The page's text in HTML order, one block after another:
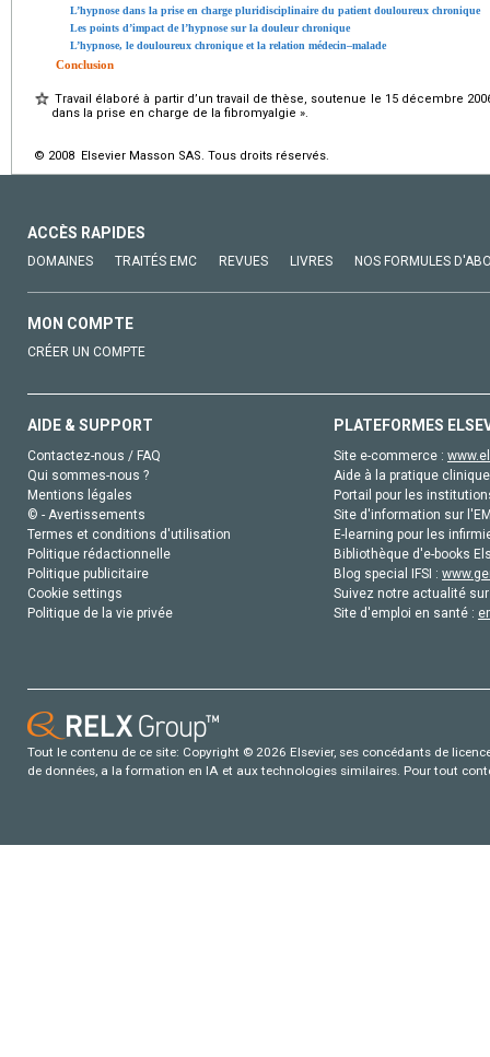
L’hypnose dans la prise en charge pluridisciplinaire du patient douloureux chronique
Les points d’impact de l’hypnose sur la douleur chronique
L’hypnose, le douloureux chronique et la relation médecin–malade
Conclusion
Travail élaboré à partir d’un travail de thèse, soutenue le 15 décembre
dans la prise en charge de la fibromyalgie ».
© 2008 Elsevier Masson SAS. Tous droits réservés.
ACCÈS RAPIDES
DOMAINES TRAITÉS EMC REVUES LIVRES NOS FORMULES
MON COMPTE
CRÉER UN COMPTE
AIDE & SUPPORT
Contactez-nous / FAQ
Qui sommes-nous ?
Mentions légales
© - Avertissements
Termes et conditions d'utilisation
Politique rédactionnelle
Politique publicitaire
Cookie settings
Politique de la vie privée
PLATEFORMES
Site e-commerce :
Aide à la pratique
Portail pour les
Site d'information sur
E-learning pour les
Bibliothèque d'e-books
Blog special IFSI :
Suivez notre actualité
Site d'emploi en santé :
Tout le contenu de ce site: Copyright © 2026 Elsevier, ses concédants de
de données, a la formation en IA et aux technologies similaires. Pour tout